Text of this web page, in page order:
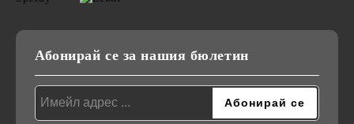
Абонирай се за нашия бюлетин